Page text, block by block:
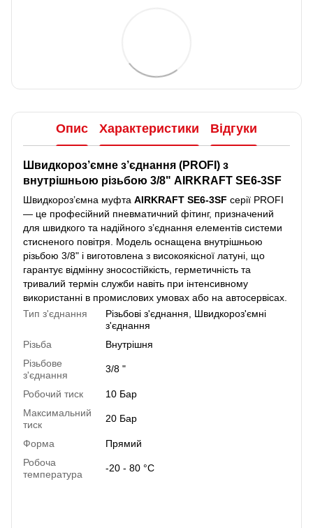
Опис Характеристики Відгуки
Швидкороз’ємне з’єднання (PROFI) з
внутрішньою різьбою 3/8" AIRKRAFT SE6-3SF
Швидкороз’ємна муфта AIRKRAFT SE6-3SF серії PROFI
— це професійний пневматичний фітинг, призначений
для швидкого та надійного з’єднання елементів системи
стисненого повітря. Модель оснащена внутрішньою
різьбою 3/8" і виготовлена з високоякісної латуні, що
гарантує відмінну зносостійкість, герметичність та
тривалий термін служби навіть при інтенсивному
використанні в промислових умовах або на автосервісах.
Тип з'єднання
Різьбові з'єднання
Швидкороз'ємні
з'єднання
Різьба
Внутрішня
Різьбове
з'єднання
3/8 "
Робочий тиск
10 Бар
Максимальний
тиск
20 Бар
Форма
Прямий
Робоча
температура
-20 - 80 °C